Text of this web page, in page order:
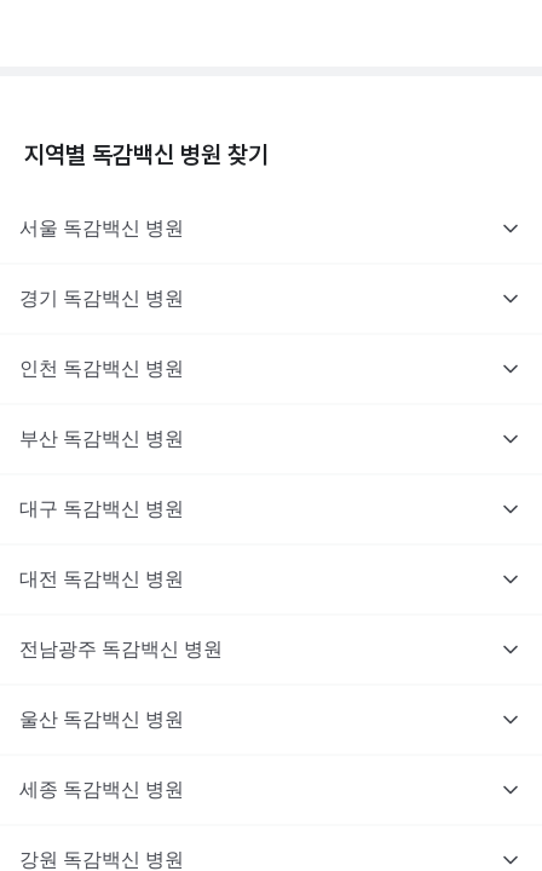
지역별 독감백신 병원 찾기
서울 독감백신 병원
경기 독감백신 병원
인천 독감백신 병원
부산 독감백신 병원
대구 독감백신 병원
대전 독감백신 병원
전남광주 독감백신 병원
울산 독감백신 병원
세종 독감백신 병원
강원 독감백신 병원